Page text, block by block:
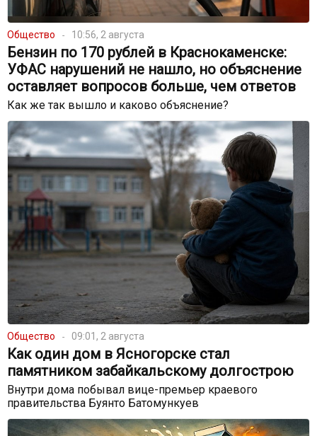
Общество 10:56, 2 августа
Бензин по 170 рублей в Краснокаменске:
УФАС нарушений не нашло, но объяснение
оставляет вопросов больше, чем ответов
Как же так вышло и каково объяснение?
Общество 09:01, 2 августа
Как один дом в Ясногорске стал
памятником забайкальскому долгострою
Внутри дома побывал вице-премьер краевого
правительства Буянто Батомункуев